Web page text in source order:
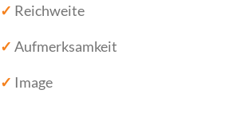
✓ Reichweite
✓ Aufmerksamkeit
✓ Image